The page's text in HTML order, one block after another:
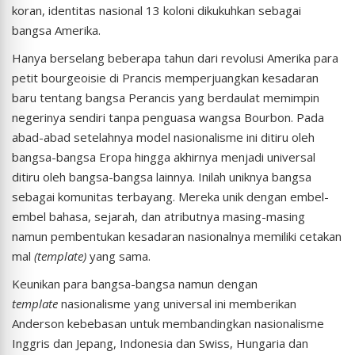
koran, identitas nasional 13 koloni dikukuhkan sebagai
bangsa Amerika.
Hanya berselang beberapa tahun dari revolusi Amerika para
petit bourgeoisie di Prancis memperjuangkan kesadaran
baru tentang bangsa Perancis yang berdaulat memimpin
negerinya sendiri tanpa penguasa wangsa Bourbon. Pada
abad-abad setelahnya model nasionalisme ini ditiru oleh
bangsa-bangsa Eropa hingga akhirnya menjadi universal
ditiru oleh bangsa-bangsa lainnya. Inilah uniknya bangsa
sebagai komunitas terbayang. Mereka unik dengan embel-
embel bahasa, sejarah, dan atributnya masing-masing
namun pembentukan kesadaran nasionalnya memiliki cetakan
mal (template) yang sama.
Keunikan para bangsa-bangsa namun dengan
template nasionalisme yang universal ini memberikan
Anderson kebebasan untuk membandingkan nasionalisme
Inggris dan Jepang, Indonesia dan Swiss, Hungaria dan